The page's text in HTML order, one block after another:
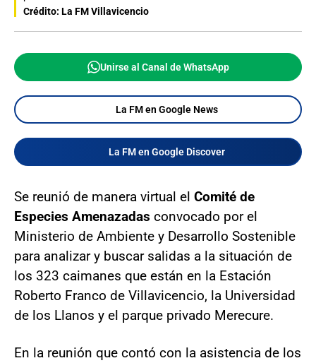
Crédito: La FM Villavicencio
Unirse al Canal de WhatsApp
La FM en Google News
La FM en Google Discover
Se reunió de manera virtual el Comité de
Especies Amenazadas convocado por el
Ministerio de Ambiente y Desarrollo Sostenible
para analizar y buscar salidas a la situación de
los 323 caimanes que están en la Estación
Roberto Franco de Villavicencio, la Universidad
de los Llanos y el parque privado Merecure.
En la reunión que contó con la asistencia de los